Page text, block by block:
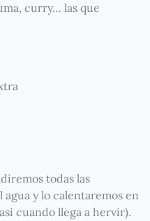
curry… las que
todas las
agua y lo calentaremos en
cuando llega a hervir).